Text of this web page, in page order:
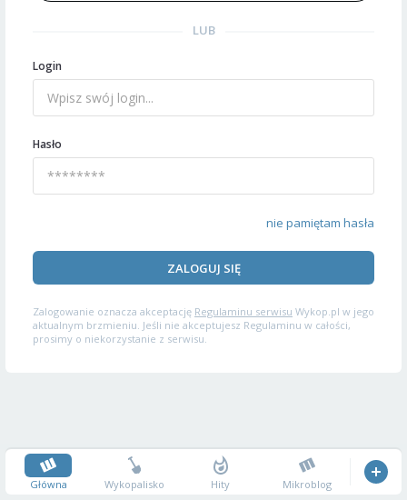
LUB
Login
Hasło
nie pamiętam hasła
ZALOGUJ SIĘ
Zalogowanie oznacza akceptację Regulaminu serwisu Wykop.pl w jego
aktualnym brzmieniu. Jeśli nie akceptujesz Regulaminu w całości,
prosimy o niekorzystanie z serwisu.
Główna Wykopalisko Hity Mikroblog